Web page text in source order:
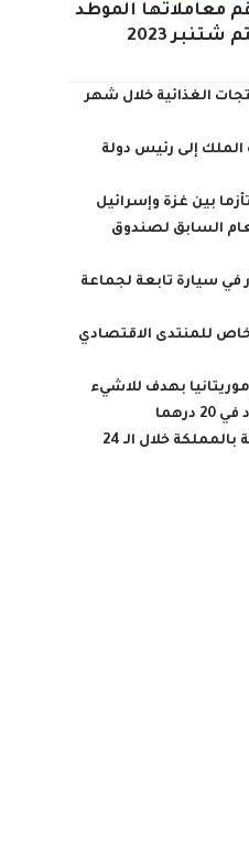
معاملاتها الموطد
الغذائية خلال شهر
الملك إلى رئيس دولة
بين غزة وإسرائيل
السابق لصندوق
في سيارة تابعة لجماعة
للمنتدى الاقتصادي
مقاييس التساقطات المسجلة بالمملكة خلال الـ 24